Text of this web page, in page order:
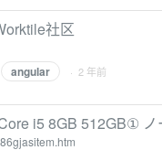
社区
angular · 2 年前
i5 8GB 512GB① ノ